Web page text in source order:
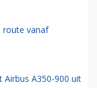
route vanaf
A350-900 uit